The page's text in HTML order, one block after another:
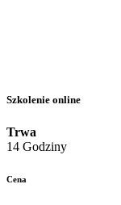
Szkolenie online
Trwa
14 Godziny
Cena